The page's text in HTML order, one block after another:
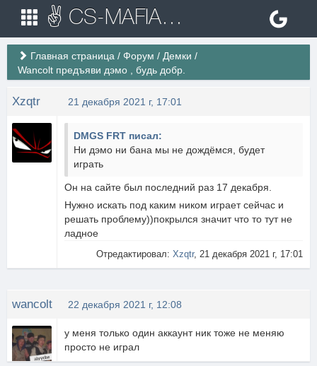
✌ CS-MAFIA.RU ✌ Игровые сервера Counter Strike 1.6
Главная страница / Форум / Демки /
Wancolt предъяви дэмо , будь добр.
Xzqtr 21 декабря 2021 г, 17:01
DMGS FRT писал:
Ни дэмо ни бана мы не дождёмся, будет
играть
Он на сайте был последний раз 17 декабря.
Нужно искать под каким ником играет сейчас и
решать проблему))покрылся значит что то тут не
ладное
Отредактировал: Xzqtr, 21 декабря 2021 г, 17:01
wancolt 22 декабря 2021 г, 12:08
у меня только один аккаунт ник тоже не меняю
просто не играл